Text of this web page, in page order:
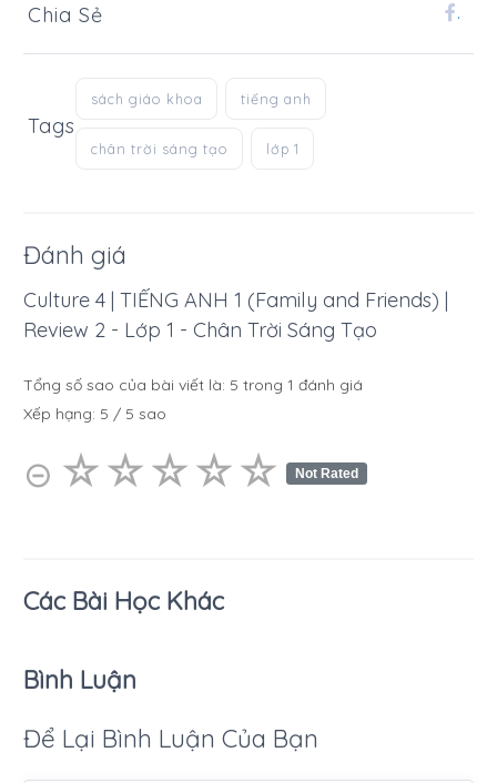
Chia Sẻ .
Tags
sách giáo khoa tiếng anh
chân trời sáng tạo lớp 1
Đánh giá
Culture 4 | TIẾNG ANH 1 (Family and Friends) |
Review 2 - Lớp 1 - Chân Trời Sáng Tạo
Tổng số sao của bài viết là: 5 trong 1 đánh giá
Xếp hạng: 5 / 5 sao
⊝ ☆☆☆☆☆
★★★★★ Not Rated
Các Bài Học Khác
Bình Luận
Để Lại Bình Luận Của Bạn